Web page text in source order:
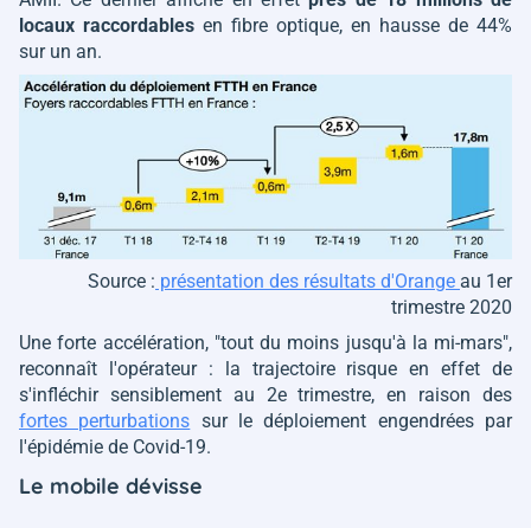
locaux raccordables en fibre optique, en hausse de 44%
sur un an.
Source : présentation des résultats d'Orange au 1er
trimestre 2020
Une forte accélération, "tout du moins jusqu'à la mi-mars",
reconnaît l'opérateur : la trajectoire risque en effet de
s'infléchir sensiblement au 2e trimestre, en raison des
fortes perturbations sur le déploiement engendrées par
l'épidémie de Covid-19.
Le mobile dévisse